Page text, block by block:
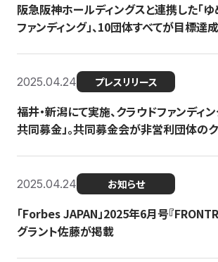
阪急阪神ホールディングスと連携した「ゆ
ファンディング」、10団体すべてが目標達成
2025.04.24 プレスリリース
福井・新潟にて実施、クラウドファンディ
共同募金」。共同募金会が非営利団体の
2025.04.24 お知らせ
「Forbes JAPAN」2025年6月号『
グラント佐藤が掲載